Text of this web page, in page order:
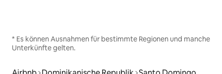
* Es können Ausnahmen für bestimmte Regionen und manche
Unterkünfte gelten.